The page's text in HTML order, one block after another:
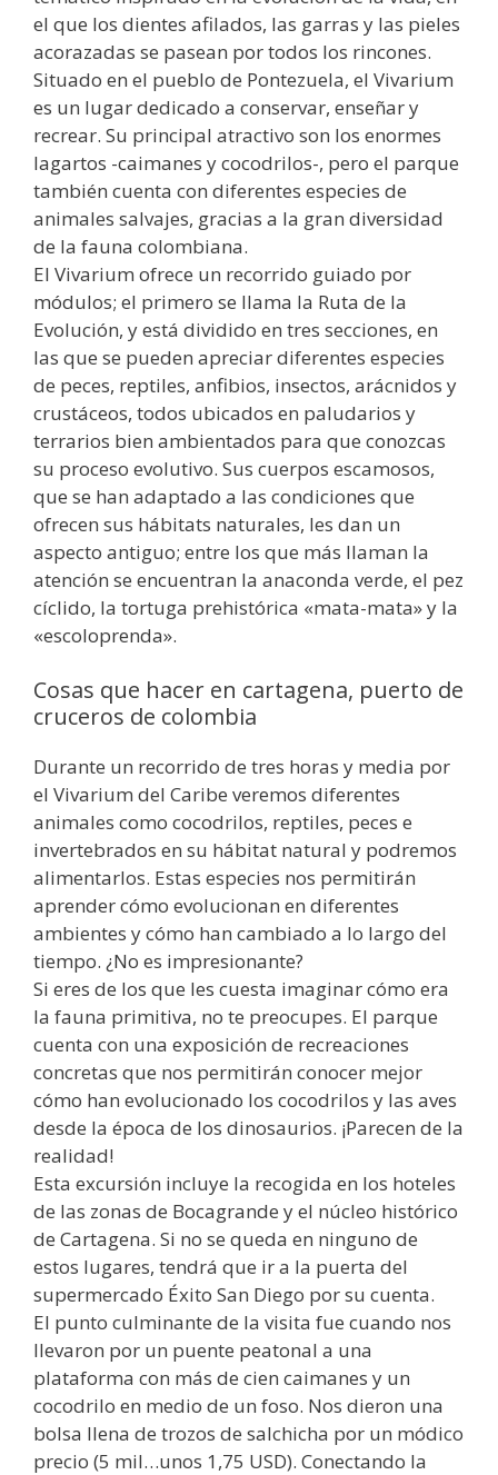
el que los dientes afilados, las garras y las pieles
acorazadas se pasean por todos los rincones.
Situado en el pueblo de Pontezuela, el Vivarium
es un lugar dedicado a conservar, enseñar y
recrear. Su principal atractivo son los enormes
lagartos -caimanes y cocodrilos-, pero el parque
también cuenta con diferentes especies de
animales salvajes, gracias a la gran diversidad
de la fauna colombiana.
El Vivarium ofrece un recorrido guiado por
módulos; el primero se llama la Ruta de la
Evolución, y está dividido en tres secciones, en
las que se pueden apreciar diferentes especies
de peces, reptiles, anfibios, insectos, arácnidos y
crustáceos, todos ubicados en paludarios y
terrarios bien ambientados para que conozcas
su proceso evolutivo. Sus cuerpos escamosos,
que se han adaptado a las condiciones que
ofrecen sus hábitats naturales, les dan un
aspecto antiguo; entre los que más llaman la
atención se encuentran la anaconda verde, el pez
cíclido, la tortuga prehistórica «mata-mata» y la
«escoloprenda».
Cosas que hacer en cartagena, puerto de
cruceros de colombia
Durante un recorrido de tres horas y media por
el Vivarium del Caribe veremos diferentes
animales como cocodrilos, reptiles, peces e
invertebrados en su hábitat natural y podremos
alimentarlos. Estas especies nos permitirán
aprender cómo evolucionan en diferentes
ambientes y cómo han cambiado a lo largo del
tiempo. ¿No es impresionante?
Si eres de los que les cuesta imaginar cómo era
la fauna primitiva, no te preocupes. El parque
cuenta con una exposición de recreaciones
concretas que nos permitirán conocer mejor
cómo han evolucionado los cocodrilos y las aves
desde la época de los dinosaurios. ¡Parecen de la
realidad!
Esta excursión incluye la recogida en los hoteles
de las zonas de Bocagrande y el núcleo histórico
de Cartagena. Si no se queda en ninguno de
estos lugares, tendrá que ir a la puerta del
supermercado Éxito San Diego por su cuenta.
El punto culminante de la visita fue cuando nos
llevaron por un puente peatonal a una
plataforma con más de cien caimanes y un
cocodrilo en medio de un foso. Nos dieron una
bolsa llena de trozos de salchicha por un módico
precio (5 mil…unos 1,75 USD). Conectando la